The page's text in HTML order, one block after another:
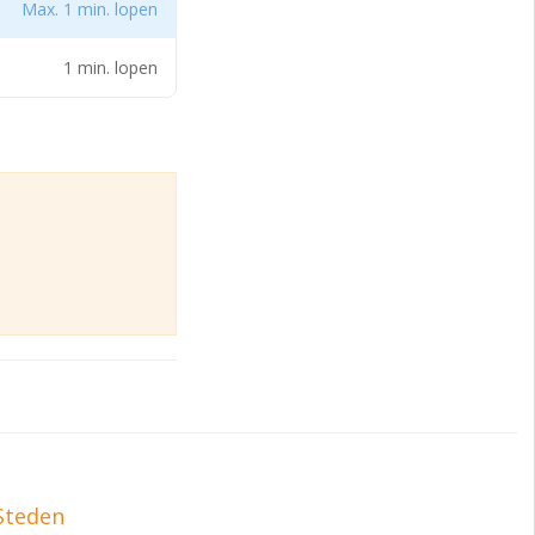
al dan
dan in de
Max. 1 min. lopen
1 min. lopen